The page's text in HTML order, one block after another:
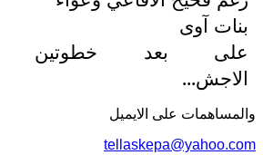
بنات آوى
على بعد
الاجش...
والمساهمات علی الایمیل
tellaskepa@yahoo.com